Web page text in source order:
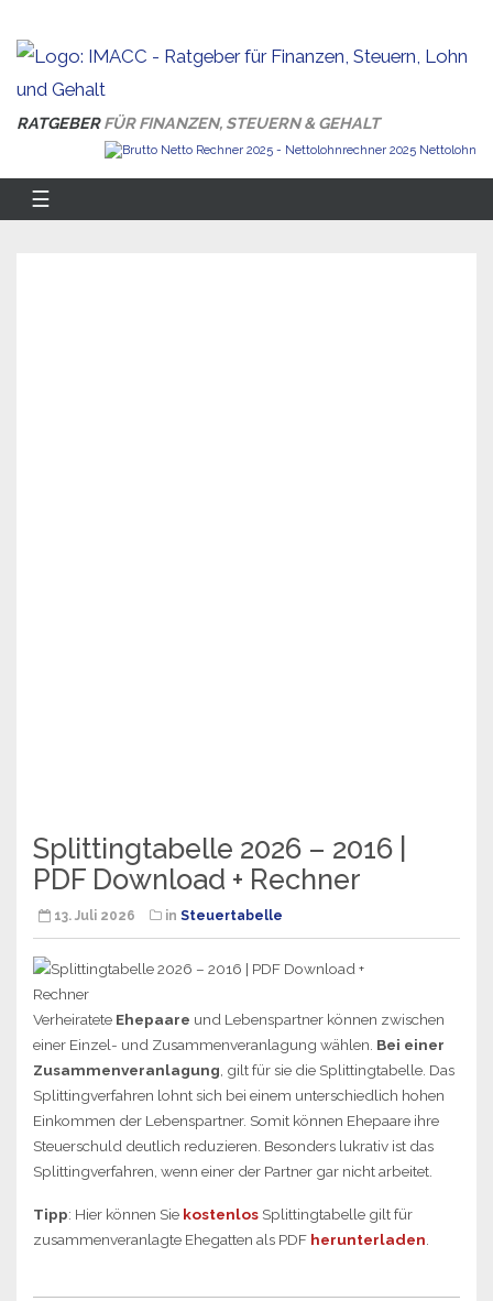
RATGEBERFÜR FINANZEN, STEUERN & GEHALT
☰
Splittingtabelle 2026 – 2016 |
PDF Download + Rechner
13. Juli 2026 in Steuertabelle
Verheiratete Ehepaare und Lebenspartner können zwischen
einer Einzel- und Zusammenveranlagung wählen. Bei einer
Zusammenveranlagung , gilt für sie die Splittingtabelle. Das
Splittingverfahren lohnt sich bei einem unterschiedlich hohen
Einkommen der Lebenspartner. Somit können Ehepaare ihre
Steuerschuld deutlich reduzieren. Besonders lukrativ ist das
Splittingverfahren, wenn einer der Partner gar nicht arbeitet.
Tipp: Hier können Sie kostenlos Splittingtabelle gilt für
zusammenveranlagte Ehegatten als PDF herunterladen